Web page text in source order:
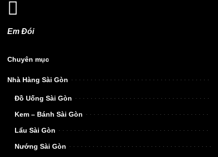
Em Đói
Chuyên mục
Nhà Hàng Sài Gòn
Đồ Uống Sài Gòn
Kem – Bánh Sài Gòn
Lẩu Sài Gòn
Nướng Sài Gòn